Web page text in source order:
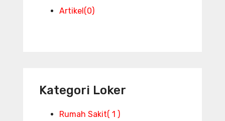
Artikel(0)
Kategori Loker
Rumah Sakit( 1 )